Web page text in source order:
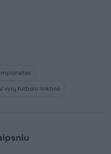
vyrų futbolo rinktinė